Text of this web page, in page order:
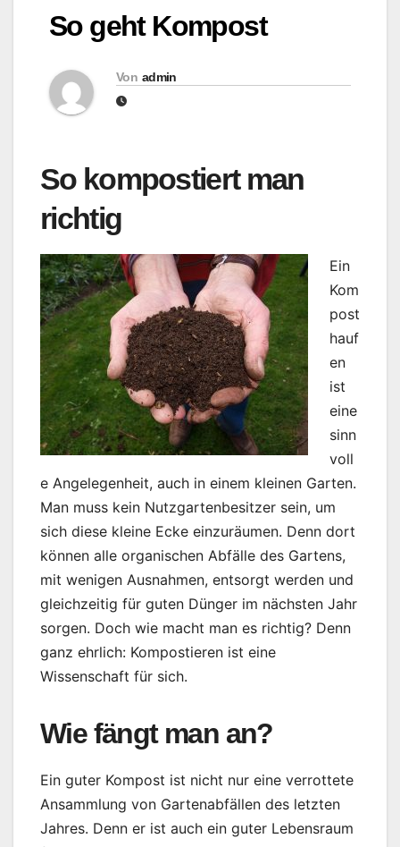
So geht Kompost
Von admin
So kompostiert man
richtig
Ein
Kom
post
hauf
en
ist
eine
sinn
voll
e Angelegenheit, auch in einem kleinen Garten.
Man muss kein Nutzgartenbesitzer sein, um
sich diese kleine Ecke einzuräumen. Denn dort
können alle organischen Abfälle des Gartens,
mit wenigen Ausnahmen, entsorgt werden und
gleichzeitig für guten Dünger im nächsten Jahr
sorgen. Doch wie macht man es richtig? Denn
ganz ehrlich: Kompostieren ist eine
Wissenschaft für sich.
Wie fängt man an?
Ein guter Kompost ist nicht nur eine verrottete
Ansammlung von Gartenabfällen des letzten
Jahres. Denn er ist auch ein guter Lebensraum